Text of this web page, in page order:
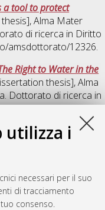
utilizza i
necessari per il suo
di tracciamento
consenso.
a tool to protect
Alma Mater
di ricerca in Diritto
amsdottorato/12326.
Right to Water in the
thesis], Alma
Dottorato di ricerca in
dei cittadini
strumento di
thesis], Alma Mater
di ricerca in Diritto